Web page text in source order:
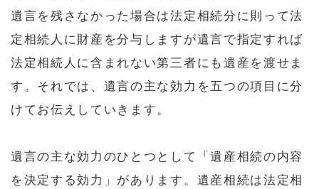
遺言を残さなかった場合は法定相続分に則って法
定相続人に財産を分与しますが遺言で指定すれば
法定相続人に含まれない第三者にも遺産を渡せま
す。それでは、遺言の主な効力を五つの項目に分
けてお伝えしていきます。
遺言の主な効力のひとつとして「遺産相続の内容
を決定する効力」があります。遺産相続は法定相